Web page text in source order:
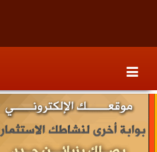
content
secondary
content